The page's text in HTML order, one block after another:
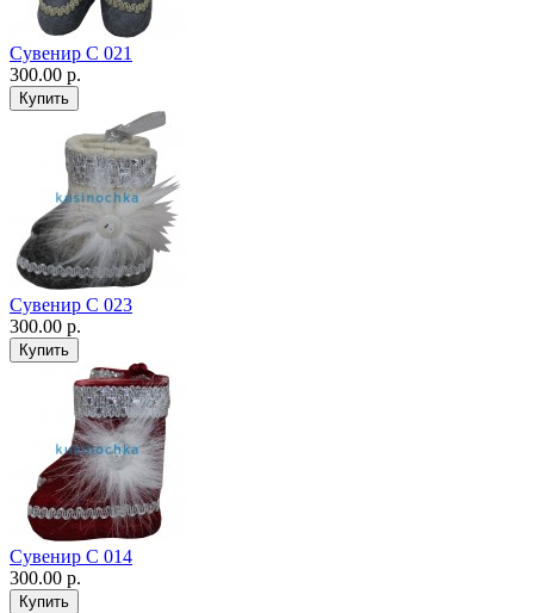
Сувенир С 021
300.00 р.
Сувенир С 023
300.00 р.
Сувенир С 014
300.00 р.